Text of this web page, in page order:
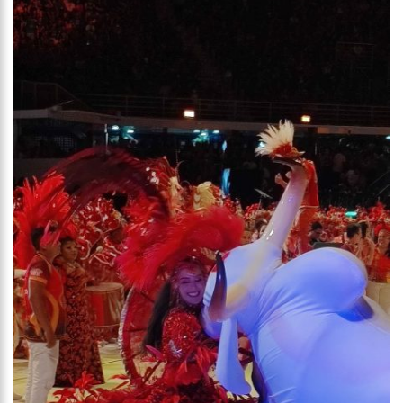
21:51 ARTECULTURA | CARNAILHA